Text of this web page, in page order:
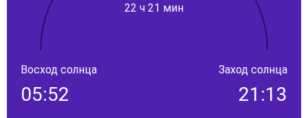
22 ч 21 мин
Восход солнца
05:52
Заход солнца
21:13